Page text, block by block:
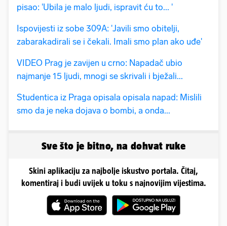
pisao: 'Ubila je malo ljudi, ispravit ću to... '
Ispovijesti iz sobe 309A: 'Javili smo obitelji,
zabarakadirali se i čekali. Imali smo plan ako uđe'
VIDEO Prag je zavijen u crno: Napadač ubio
najmanje 15 ljudi, mnogi se skrivali i bježali...
Studentica iz Praga opisala opisala napad: Mislili
smo da je neka dojava o bombi, a onda...
Sve što je bitno, na dohvat ruke
Skini aplikaciju za najbolje iskustvo portala. Čitaj,
komentiraj i budi uvijek u toku s najnovijim vijestima.